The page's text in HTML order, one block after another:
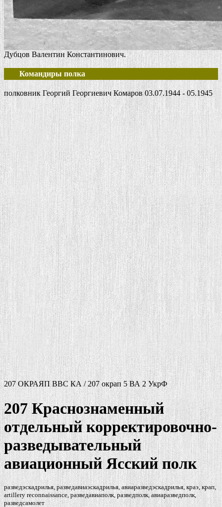
Дубцов Валентин Константинович.
Командиры полка
полковник Георгий Георгиевич Комаров 03.07.1944 - 05.1945
207 ОКРАЯП ВВС КА / 207 окрап 5 ВА 2 УкрФ
207 Краснознаменный
отдельный корректировочно-
разведывательный
авиационный Ясский полк
разведэскадрилья, разведавиаэскадрилья, авиаразведэскадрилья, краэ, крап,
artillery reconnaissance, разведавиаполк, разведполк, авиаразведполк,
разведсамолет